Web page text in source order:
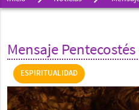
Mensaje
ESPIRITUALIDAD